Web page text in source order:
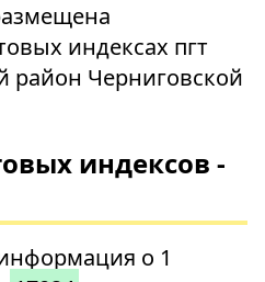
индексах пгт
район Черниговской
индексов -
о 1